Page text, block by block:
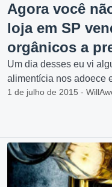
Agora você
loja em SP
orgânicos a
Um dia desses eu vi
alimentícia nos adoece
1 de julho de 2015 -